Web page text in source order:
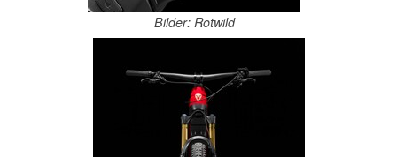
Bilder: Rotwild